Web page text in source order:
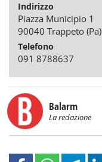
Indirizzo
Piazza Municipio 1
90040 Trappeto (Pa)
Telefono
091 8788637
Balarm
La redazione